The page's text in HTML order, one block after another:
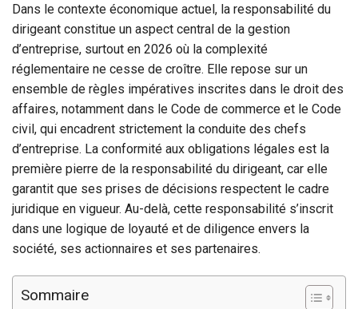
Dans le contexte économique actuel, la responsabilité du
dirigeant constitue un aspect central de la gestion
d’entreprise, surtout en 2026 où la complexité
réglementaire ne cesse de croître. Elle repose sur un
ensemble de règles impératives inscrites dans le droit des
affaires, notamment dans le Code de commerce et le Code
civil, qui encadrent strictement la conduite des chefs
d’entreprise. La conformité aux obligations légales est la
première pierre de la responsabilité du dirigeant, car elle
garantit que ses prises de décisions respectent le cadre
juridique en vigueur. Au-delà, cette responsabilité s’inscrit
dans une logique de loyauté et de diligence envers la
société, ses actionnaires et ses partenaires.
Sommaire